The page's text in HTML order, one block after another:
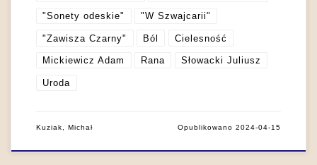
"Sonety odeskie" "W Szwajcarii"
"Zawisza Czarny" Ból Cielesność
Mickiewicz Adam Rana Słowacki Juliusz
Uroda
Kuziak, Michał Opublikowano2024-04-15